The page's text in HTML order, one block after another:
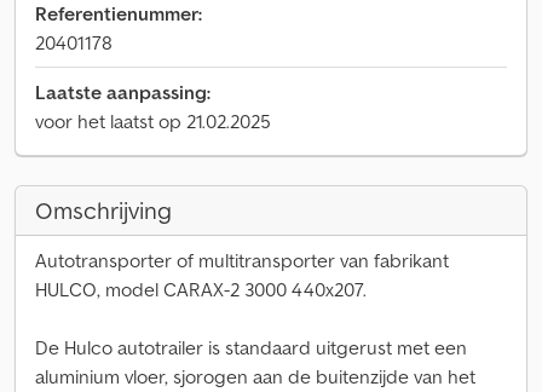
Referentienummer:
20401178
Laatste aanpassing:
voor het laatst op 21.02.2025
Omschrijving
Autotransporter of multitransporter van fabrikant
HULCO, model CARAX-2 3000 440x207.
De Hulco autotrailer is standaard uitgerust met een
aluminium vloer, sjorogen aan de buitenzijde van het